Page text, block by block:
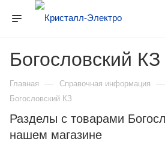
Богословский КЗ
Главная — Справочная информация —
Богословский КЗ
Разделы с товарами
нашем магазине